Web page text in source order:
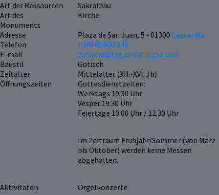
Art der Ressourcen
Sakralbau
Art des
Monuments
Kirche
Adresse
Plaza de San Juan, 5 - 01300 Laguardia
Telefon
+34945 600 845
E-mail
turismo@laguardia-alava.com
Baustil
Gotisch
Zeitalter
Mittelalter (XII.-XVI. Jh)
Öffnungszeiten
Gottesdienstzeiten:
Werktags 19.30 Uhr
Vesper 19.30 Uhr
Feiertage 10.00 Uhr / 12.30 Uhr
Im Zeitraum Frühjahr/Sommer (von März
bis Oktober) werden keine Messen
abgehalten.
Aktivitäten Orgelkonzerte